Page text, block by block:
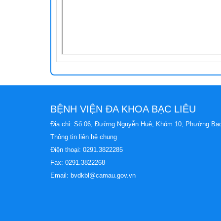
BỆNH VIỆN ĐA KHOA BẠC LIÊU
Địa chỉ: Số 06, Đường Nguyễn Huệ, Khóm 10, Phường
Thông tin liên hệ chung
Điện thoại: 0291.3822285
Fax: 0291.3822268
Email: bvdkbl@camau.gov.vn